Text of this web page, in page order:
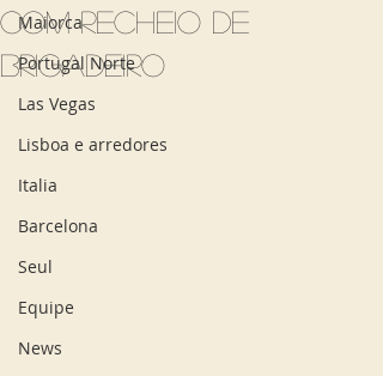
Maiorca
Portugal Norte
Las Vegas
Lisboa e arredores
Italia
Barcelona
Seul
Equipe
News
com recheio de
brigadeiro